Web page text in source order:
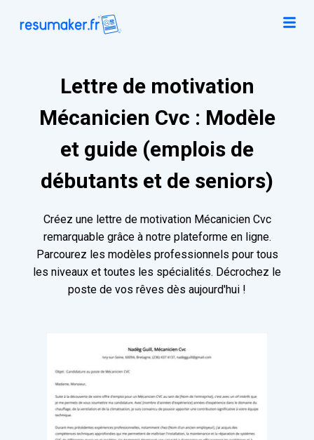
Lettre de motivation
Mécanicien Cvc : Modèle
et guide (emplois de
débutants et de seniors)
Créez une lettre de motivation Mécanicien Cvc
remarquable grâce à notre plateforme en ligne.
Parcourez les modèles professionnels pour tous
les niveaux et toutes les spécialités. Décrochez le
poste de vos rêves dès aujourd'hui !